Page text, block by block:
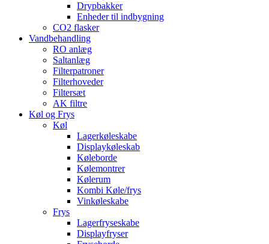
Drypbakker
Enheder til indbygning
CO2 flasker
Vandbehandling
RO anlæg
Saltanlæg
Filterpatroner
Filterhoveder
Filtersæt
AK filtre
Køl og Frys
Køl
Lagerkøleskabe
Displaykøleskab
Køleborde
Kølemontrer
Kølerum
Kombi Køle/frys
Vinkøleskabe
Frys
Lagerfryseskabe
Displayfryser